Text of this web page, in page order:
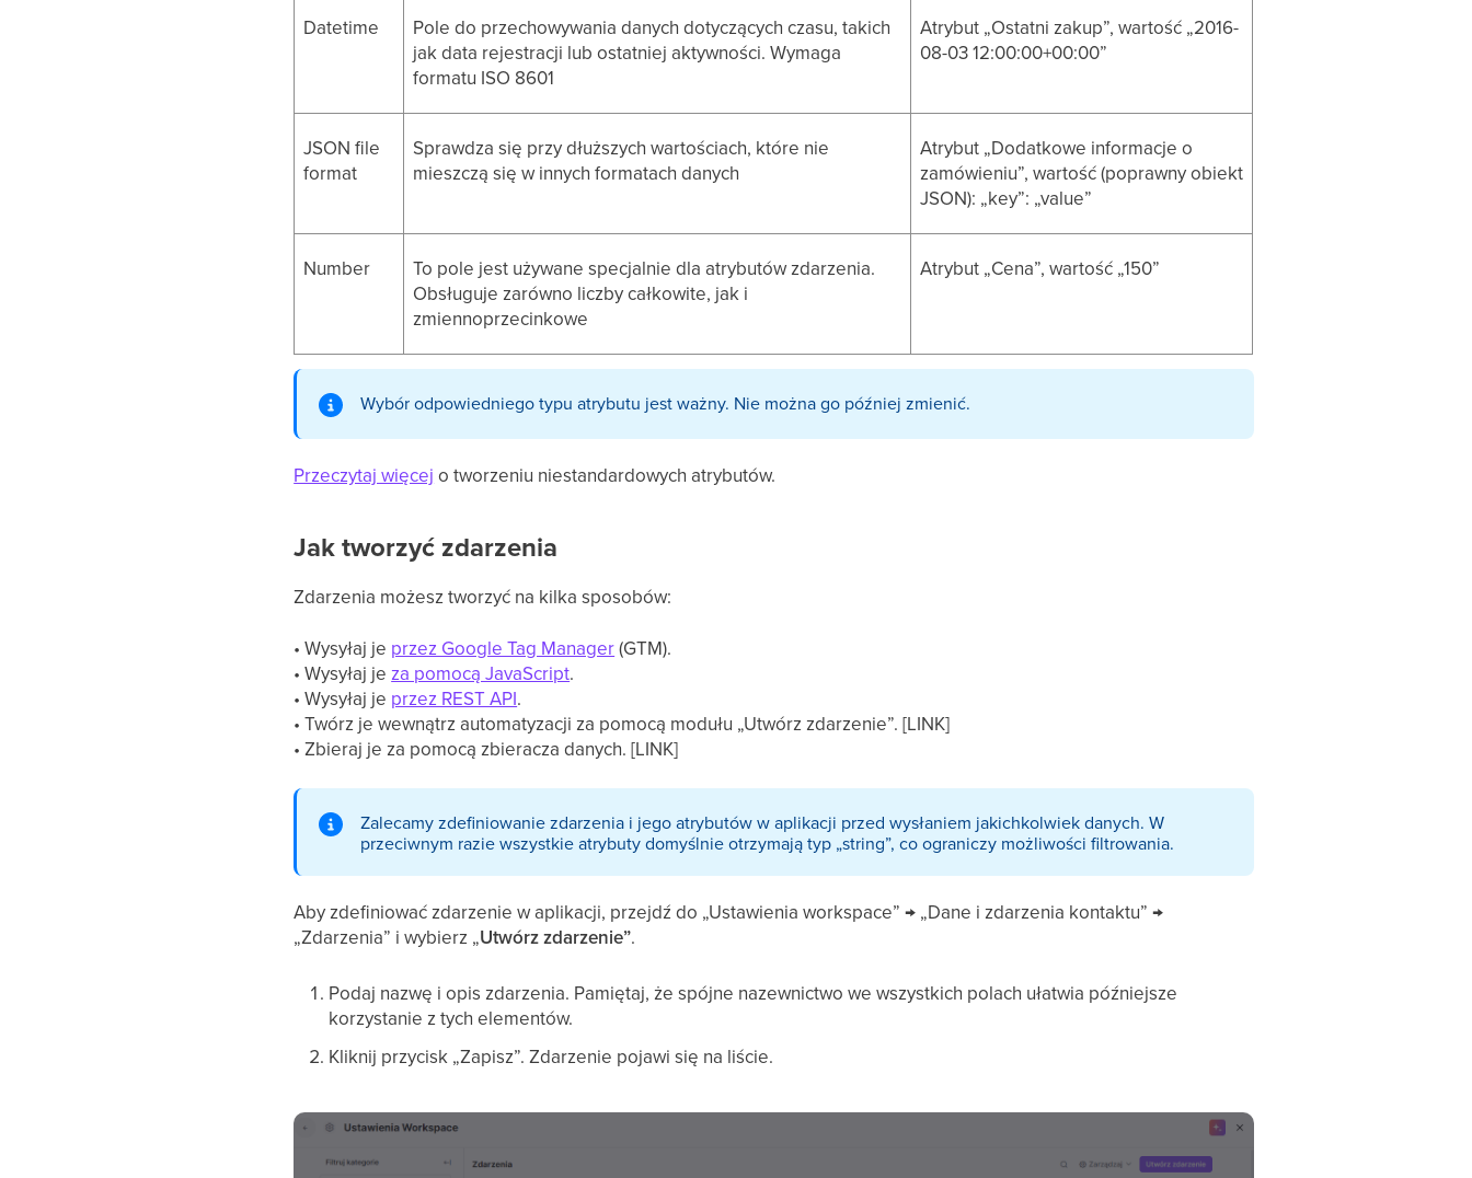
Datetime
Pole do przechowywania danych dotyczących czasu, takich
jak data rejestracji lub ostatniej aktywności. Wymaga
formatu ISO 8601
Atrybut „Ostatni zakup”, wartość „2016-
08-03 12:00:00+00:00”
JSON file
format
Sprawdza się przy dłuższych wartościach, które nie
mieszczą się w innych formatach danych
Atrybut „Dodatkowe informacje o
zamówieniu”, wartość (poprawny obiekt
JSON): „key”: „value”
Number
To pole jest używane specjalnie dla atrybutów zdarzenia.
Obsługuje zarówno liczby całkowite, jak i
zmiennoprzecinkowe
Atrybut „Cena”, wartość „150”
Wybór odpowiedniego typu atrybutu jest ważny. Nie można go później zmienić.
Przeczytaj więcej o tworzeniu niestandardowych atrybutów.
Jak tworzyć zdarzenia
Zdarzenia możesz tworzyć na kilka sposobów:
• Wysyłaj je przez Google Tag Manager(GTM).
• Wysyłaj jeza pomocą JavaScript.
• Wysyłaj je przez REST API.
• Twórz je wewnątrz automatyzacji za pomocą modułu „Utwórz zdarzenie”. [LINK]
• Zbieraj je za pomocą zbieracza danych. [LINK]
Zalecamy zdefiniowanie zdarzenia i jego atrybutów w aplikacji przed wysłaniem jakichkolwiek danych. W
przeciwnym razie wszystkie atrybuty domyślnie otrzymają typ „string”, co ograniczy możliwości filtrowania.
Aby zdefiniować zdarzenie w aplikacji, przejdź do „Ustawienia workspace” → „Dane i zdarzenia kontaktu” →
„Zdarzenia” i wybierz „Utwórz zdarzenie”.
Podaj nazwę i opis zdarzenia. Pamiętaj, że spójne nazewnictwo we wszystkich polach ułatwia późniejsze
korzystanie z tych elementów.
Kliknij przycisk „Zapisz”. Zdarzenie pojawi się na liście.